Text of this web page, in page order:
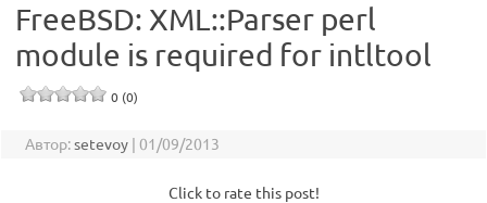
FreeBSD: XML::Parser perl
module is required for intltool
0 (0)
Автор:setevoy | 01/09/2013
Click to rate this post!